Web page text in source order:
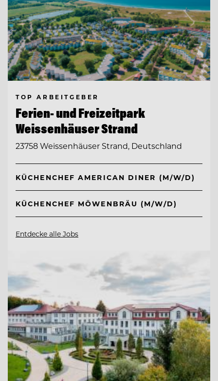
TOP ARBEITGEBER
Ferien- und Freizeitpark
Weissenhäuser Strand
23758 Weissenhäuser Strand, Deutschland
KÜCHENCHEF AMERICAN DINER (M/W/D)
KÜCHENCHEF MÖWENBRÄU (M/W/D)
Entdecke alle Jobs